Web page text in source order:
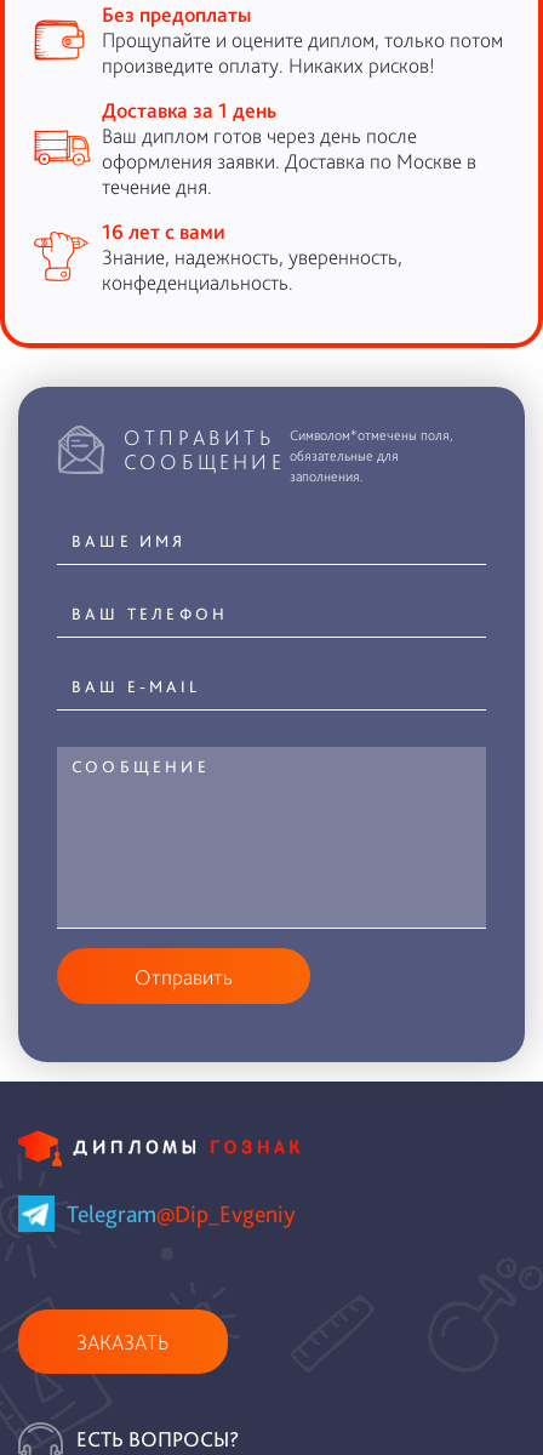
Без предоплаты
Прощупайте и оцените диплом, только потом
произведите оплату. Никаких рисков!
Доставка за 1 день
Ваш диплом готов через день после
оформления заявки. Доставка по Москве в
течение дня.
16 лет с вами
Знание, надежность, уверенность,
конфеденциальность.
ОТПРАВИТЬ
СООБЩЕНИЕ
Символом*отмечены поля,
обязательные для
заполнения.
Отправить
Telegram@Dip_Evgeniy
ЗАКАЗАТЬ
ЕСТЬ ВОПРОСЫ?